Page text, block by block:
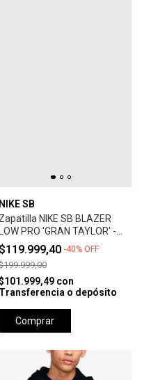
NIKE SB
Zapatilla NIKE SB BLAZER
LOW PRO 'GRAN TAYLOR' -
SUMMIT WHITE
$119.999,40 -40% OFF
con
Transferencia o depósito
Comprar